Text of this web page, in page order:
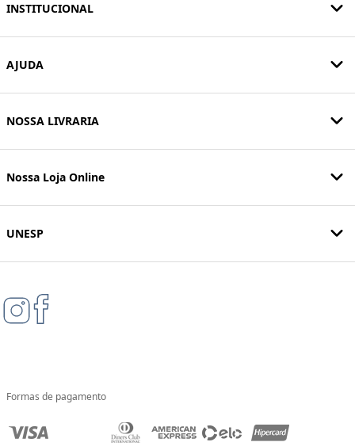
INSTITUCIONAL
AJUDA
NOSSA LIVRARIA
Nossa Loja Online
UNESP
Formas de pagamento